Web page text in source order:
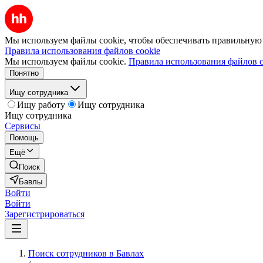
Мы используем файлы cookie, чтобы обеспечивать правильную
Правила использования файлов cookie
Мы используем файлы cookie. Правила использования файлов
Понятно
Ищу сотрудника
Ищу работу
Ищу сотрудника
Ищу сотрудника
Сервисы
Помощь
Ещё
Поиск
Бавлы
Войти
Войти
Зарегистрироваться
Поиск сотрудников в Бавлах